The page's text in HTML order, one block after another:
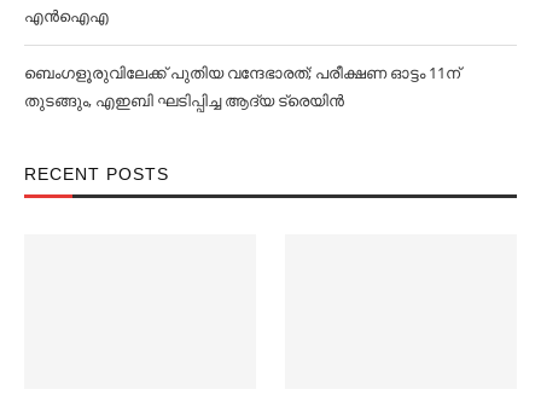
എൻഐഎ
ബെംഗളൂരുവിലേക്ക് പുതിയ വന്ദേഭാരത്; പരീക്ഷണ ഓട്ടം 11ന്
തുടങ്ങും, എഇബി ഘടിപ്പിച്ച ആദ്യ ട്രെയിന്‍
RECENT POSTS